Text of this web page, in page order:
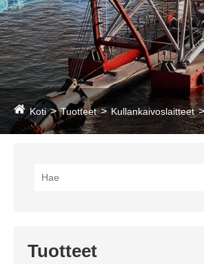
Koti Tuotteet Kullankaivoslaitteet
Tuotteet